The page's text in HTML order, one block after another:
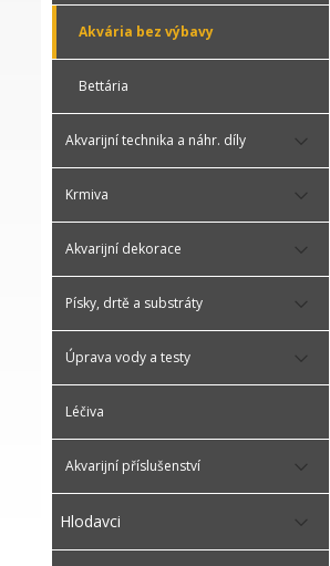
Akvária bez výbavy
Bettária
Akvarijní technika a náhr. díly
Krmiva
Akvarijní dekorace
Písky, drtě a substráty
Úprava vody a testy
Léčiva
Akvarijní příslušenství
Hlodavci